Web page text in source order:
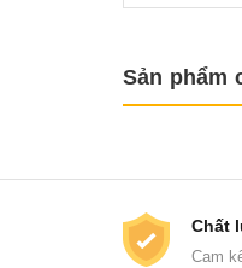
Sản phẩm
Chất
Cam